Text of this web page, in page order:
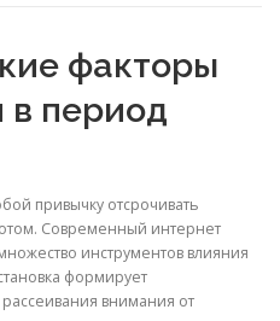
факторы
в период
привычку отсрочивать
Современный интернет
инструментов влияния
формирует
рассеивания внимания от